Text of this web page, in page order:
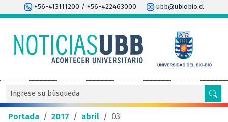
+56-413111200 / +56-422463000 ubb@ubiobio.cl
Portada / 2017 / abril / 03